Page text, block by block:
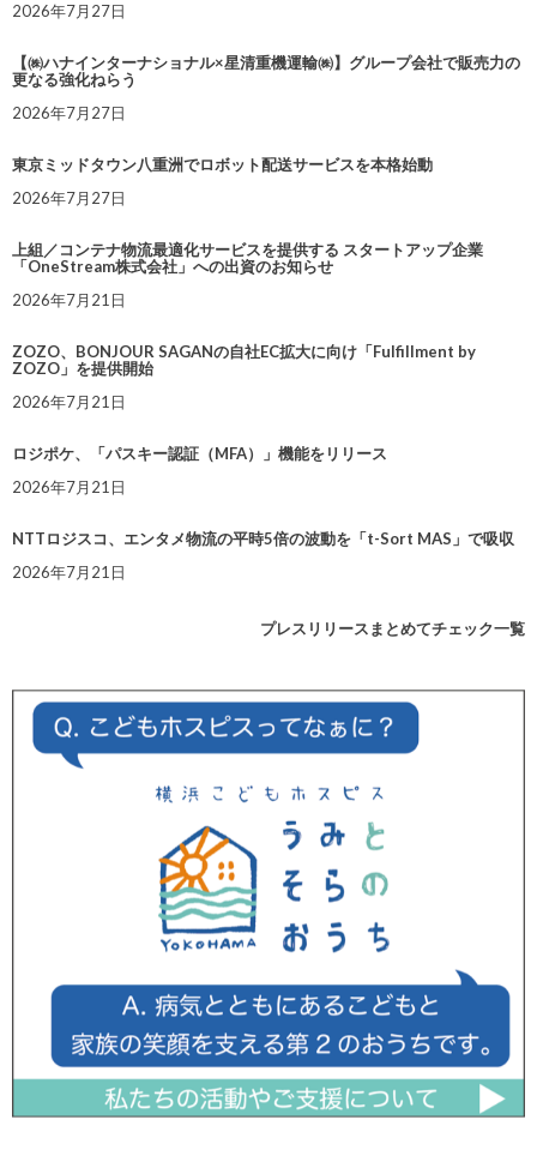
2026年7月27日
【㈱ハナインターナショナル×星清重機運輸㈱】グループ会社で販売力の
更なる強化ねらう
2026年7月27日
東京ミッドタウン八重洲でロボット配送サービスを本格始動
2026年7月27日
上組／コンテナ物流最適化サービスを提供する スタートアップ企業
「OneStream株式会社」への出資のお知らせ
2026年7月21日
ZOZO、BONJOUR SAGANの自社EC拡大に向け「Fulfillment by
ZOZO」を提供開始
2026年7月21日
ロジポケ、「パスキー認証（MFA）」機能をリリース
2026年7月21日
NTTロジスコ、エンタメ物流の平時5倍の波動を「t-Sort MAS」で吸収
2026年7月21日
プレスリリースまとめてチェック一覧